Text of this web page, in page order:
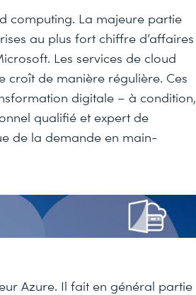
computing. La majeure partie
au plus fort chiffre d’affaires
Les services de cloud
croît de manière régulière. Ces
digitale – à condition,
qualifié et expert de
de la demande en main-
Azure. Il fait en général partie